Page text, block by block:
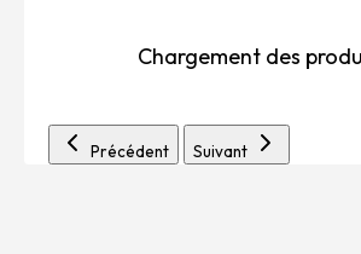
Chargement des
Précédent Suivant